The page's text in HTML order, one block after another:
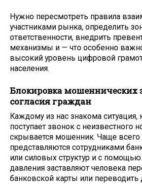
Нужно пересмотреть правила
участниками рынка, определить
ответственности, внедрить
механизмы и — что особенно
высокий уровень цифровой
населения.
Блокировка мошеннических
согласия граждан
Каждому из нас знакома ситуация,
поступает звонок с неизвестного
скрывается мошенник. Чаще
представляются сотрудниками
или силовых структур и с помощью
давления заставляют человека
банковской карты или переводить